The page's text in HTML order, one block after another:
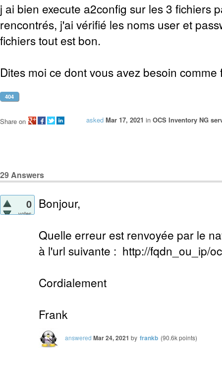
j ai bien execute a2config sur les 3 fichiers
rencontrés, j'ai vérifié les noms user et
fichiers tout est bon.
Dites moi ce dont vous avez besoin comme
404
asked Mar 17, 2021 in OCS Inventory NG
Share on
29Answers
0
votes
Bonjour,
Quelle erreur est renvoyée par le
à l'url suivante : http://fqdn_ou_ip/
Cordialement
Frank
answered Mar 24, 2021 by frankb (90.6kpoints)